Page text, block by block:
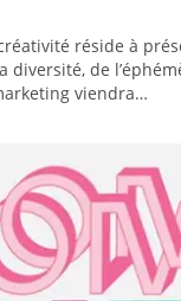
réside à
de
viendra…